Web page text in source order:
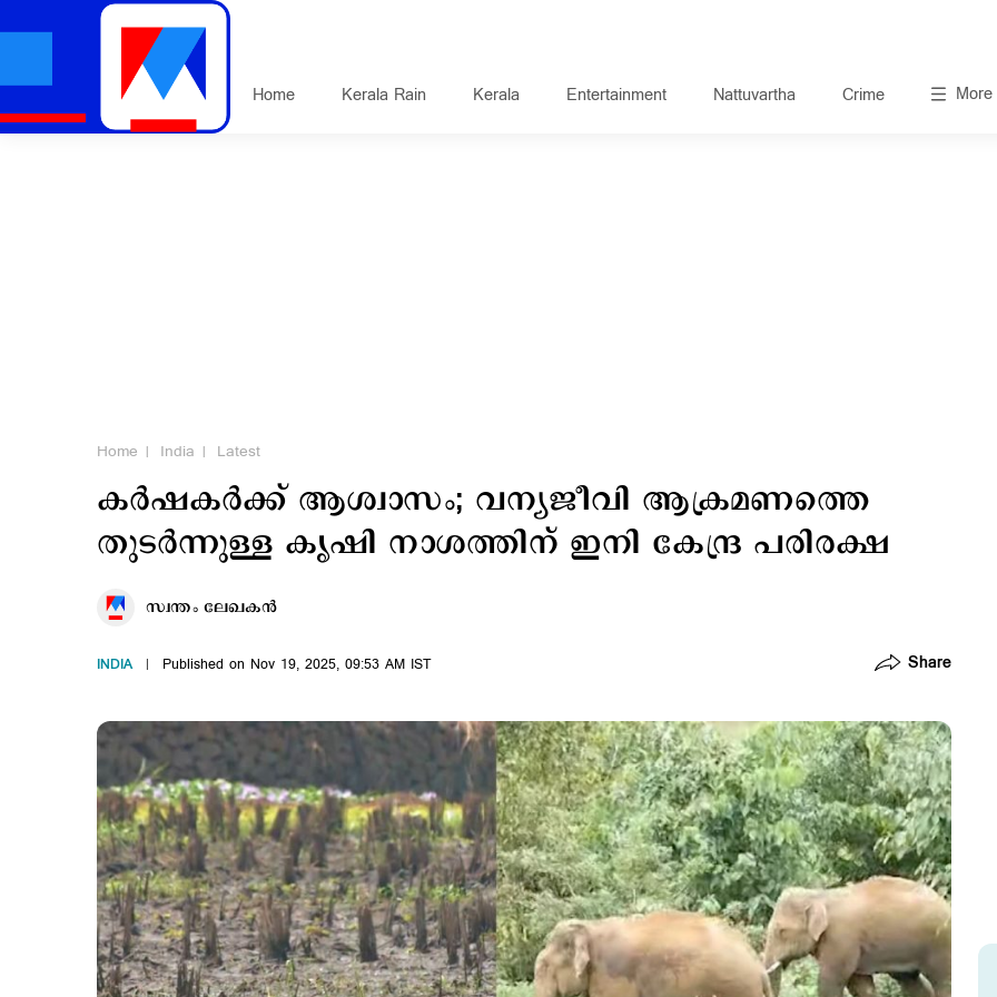
Home Kerala Rain Kerala Entertainment Nattuvartha Crime More
Home India Latest
കര്‍ഷകര്‍ക്ക് ആശ്വാസം; ‌വന്യജീവി ആക്രമണത്തെ
തുടര്‍ന്നുള്ള കൃഷി നാശത്തിന് ഇനി കേന്ദ്ര പരിരക്ഷ
സ്വന്തം ലേഖകൻ
INDIA Published on Nov 19, 2025, 09:53 AM IST Share